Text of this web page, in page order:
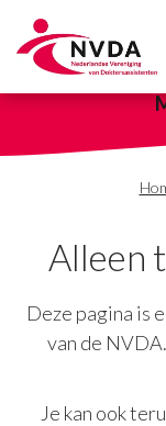
Alleen
Deze pagina is
van de NVDA.
Je kan ook